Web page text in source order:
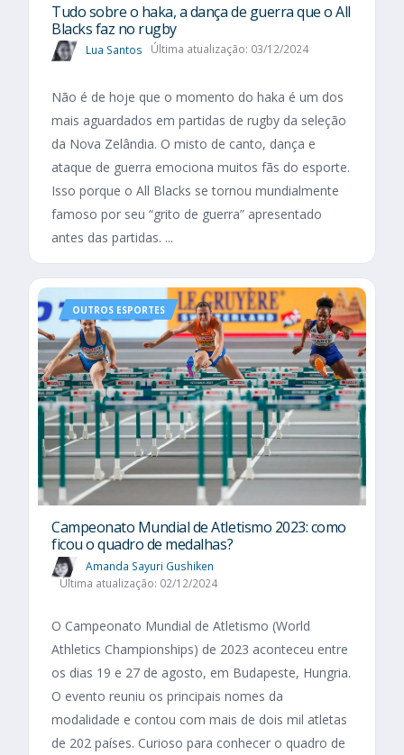
Tudo sobre o haka, a dança de guerra que o All
Blacks faz no rugby
Lua Santos Última atualização: 03/12/2024
Não é de hoje que o momento do haka é um dos
mais aguardados em partidas de rugby da seleção
da Nova Zelândia. O misto de canto, dança e
ataque de guerra emociona muitos fãs do esporte.
Isso porque o All Blacks se tornou mundialmente
famoso por seu “grito de guerra” apresentado
antes das partidas. ...
OUTROS ESPORTES
Campeonato Mundial de Atletismo 2023: como
ficou o quadro de medalhas?
Amanda Sayuri Gushiken
Última atualização: 02/12/2024
O Campeonato Mundial de Atletismo (World
Athletics Championships) de 2023 aconteceu entre
os dias 19 e 27 de agosto, em Budapeste, Hungria.
O evento reuniu os principais nomes da
modalidade e contou com mais de dois mil atletas
de 202 países. Curioso para conhecer o quadro de